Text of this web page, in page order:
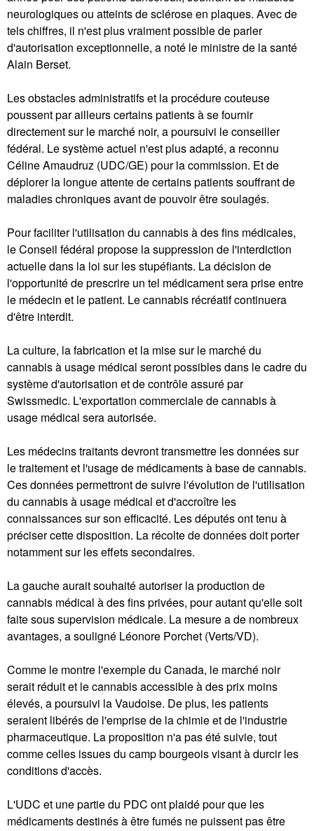
neurologiques ou atteints de sclérose en plaques. Avec de
tels chiffres, il n'est plus vraiment possible de parler
d'autorisation exceptionnelle, a noté le ministre de la santé
Alain Berset.
Les obstacles administratifs et la procédure couteuse
poussent par ailleurs certains patients à se fournir
directement sur le marché noir, a poursuivi le conseiller
fédéral. Le système actuel n'est plus adapté, a reconnu
Céline Amaudruz (UDC/GE) pour la commission. Et de
déplorer la longue attente de certains patients souffrant de
maladies chroniques avant de pouvoir être soulagés.
Pour faciliter l'utilisation du cannabis à des fins médicales,
le Conseil fédéral propose la suppression de l'interdiction
actuelle dans la loi sur les stupéfiants. La décision de
l'opportunité de prescrire un tel médicament sera prise entre
le médecin et le patient. Le cannabis récréatif continuera
d'être interdit.
La culture, la fabrication et la mise sur le marché du
cannabis à usage médical seront possibles dans le cadre du
système d'autorisation et de contrôle assuré par
Swissmedic. L'exportation commerciale de cannabis à
usage médical sera autorisée.
Les médecins traitants devront transmettre les données sur
le traitement et l'usage de médicaments à base de cannabis.
Ces données permettront de suivre l'évolution de l'utilisation
du cannabis à usage médical et d'accroître les
connaissances sur son efficacité. Les députés ont tenu à
préciser cette disposition. La récolte de données doit porter
notamment sur les effets secondaires.
La gauche aurait souhaité autoriser la production de
cannabis médical à des fins privées, pour autant qu'elle soit
faite sous supervision médicale. La mesure a de nombreux
avantages, a souligné Léonore Porchet (Verts/VD).
Comme le montre l'exemple du Canada, le marché noir
serait réduit et le cannabis accessible à des prix moins
élevés, a poursuivi la Vaudoise. De plus, les patients
seraient libérés de l'emprise de la chimie et de l'industrie
pharmaceutique. La proposition n'a pas été suivie, tout
comme celles issues du camp bourgeois visant à durcir les
conditions d'accès.
L'UDC et une partie du PDC ont plaidé pour que les
médicaments destinés à être fumés ne puissent pas être